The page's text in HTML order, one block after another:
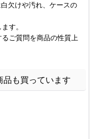
欠けや汚れ、ケースの
す。
ご質問を商品の性質上
品も買っています